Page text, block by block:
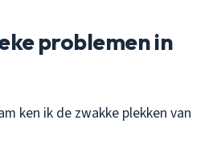
problemen in
ken ik de zwakke plekken van